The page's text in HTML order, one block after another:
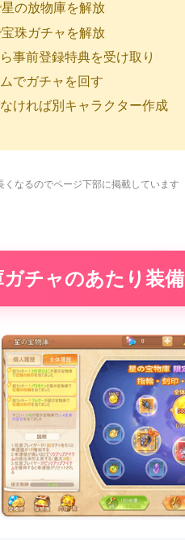
の放物庫を解放
珠ガチャを解放
事前登録特典を受け取り
でガチャを回す
ければ別キャラクター作成
なるのでページ下部に掲載しています
チャのあたり装備